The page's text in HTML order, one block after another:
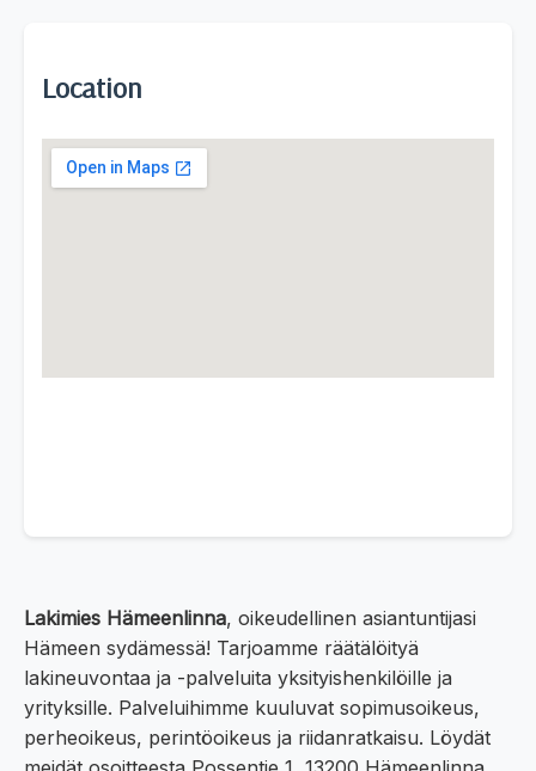
Location
Lakimies Hämeenlinna, oikeudellinen asiantuntijasi
Hämeen sydämessä! Tarjoamme räätälöityä
lakineuvontaa ja -palveluita yksityishenkilöille ja
yrityksille. Palveluihimme kuuluvat sopimusoikeus,
perheoikeus, perintöoikeus ja riidanratkaisu. Löydät